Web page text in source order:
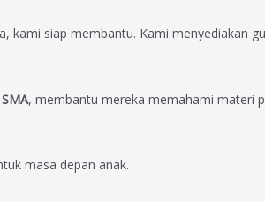
kami siap membantu. Kami menyediakan
, membantu mereka memahami materi
masa depan anak.